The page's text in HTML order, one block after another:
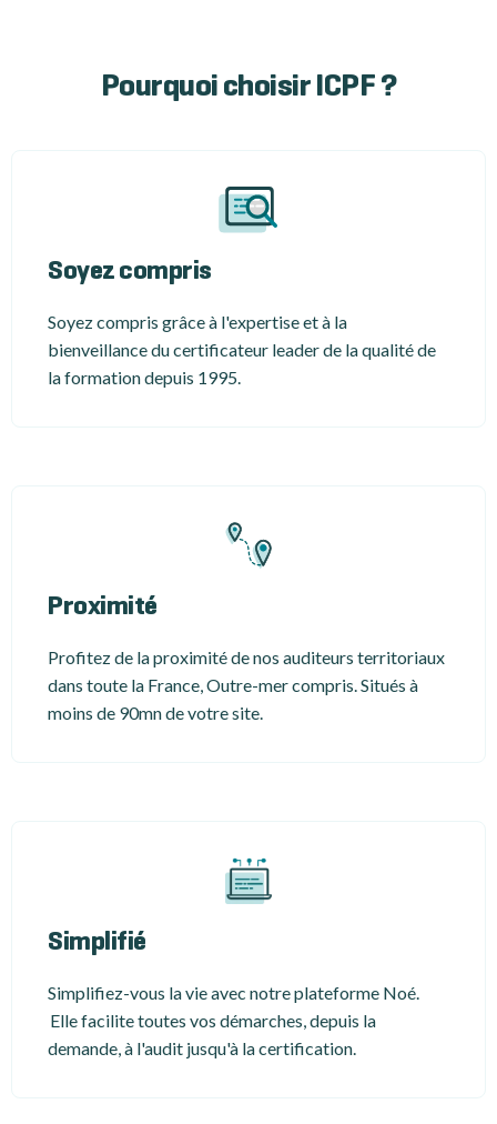
Pourquoi choisir ICPF ?
Soyez compris
Soyez compris grâce à l'expertise et à la
bienveillance du certificateur leader de la qualité de
la formation depuis 1995.
Proximité
Profitez de la proximité de nos auditeurs territoriaux
dans toute la France, Outre-mer compris. Situés à
moins de 90mn de votre site.
Simplifié
Simplifiez-vous la vie avec notre plateforme Noé.
Elle facilite toutes vos démarches, depuis la
demande, à l'audit jusqu'à la certification.